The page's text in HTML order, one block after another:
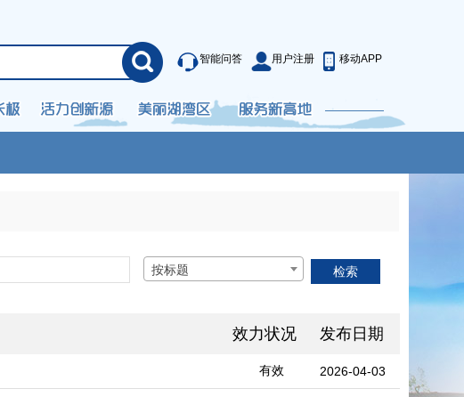
智能问答 用户注册 移动APP
按标题
效力状况 发布日期
有效 2026-04-03